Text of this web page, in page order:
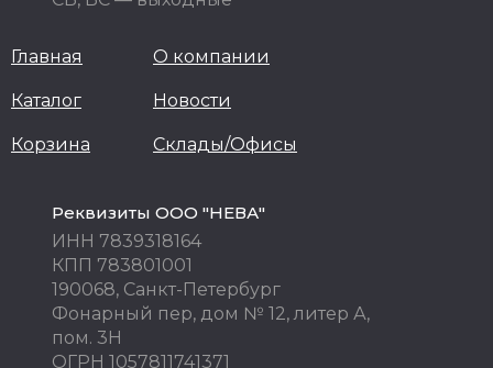
Главная
Каталог
Корзина
О компании
Новости
Склады/Офисы
Реквизиты ООО "НЕВА"
ИНН 7839318164
КПП 783801001
190068, Санкт-Петербург
Фонарный пер, дом № 12, литер А,
пом. 3Н
ОГРН 1057811741371